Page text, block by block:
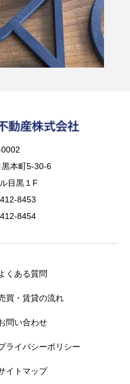
本町5-30-6
目黒１F
8453
8454
くある質問
買・賃貸の流れ
問い合わせ
ライバシーポリシー
イトマップ